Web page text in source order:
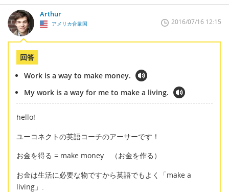
Arthur
アメリカ合衆国 2016/07/16 12:15
回答
Work is a way to make money.
My work is a way for me to make a living.
hello!
ユーコネクトの英語コーチのアーサーです！
お金を得る = make money （お金を作る）
お金は生活に必要な物ですから英語でもよく「make a
living」.